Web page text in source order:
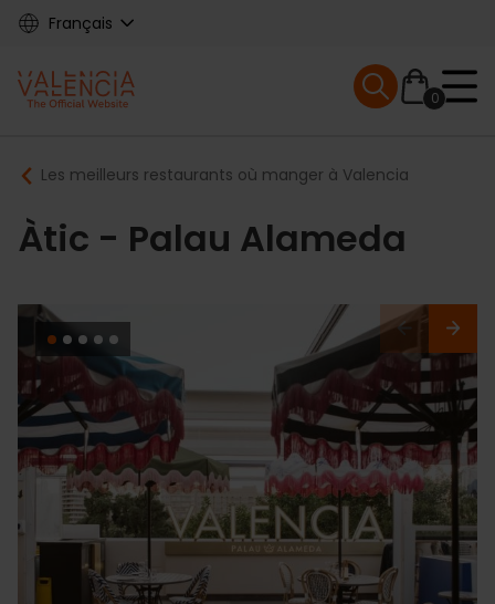
Skip
content
Français
Main
navigation
0
Mobile menu
Breadcrumb
Les meilleurs restaurants où manger à Valencia
Àtic - Palau Alameda